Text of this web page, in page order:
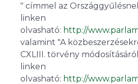
" címmel az
linken
olvasható: http://
valamint "A
CXLIII. törvény
linken
olvasható: http://